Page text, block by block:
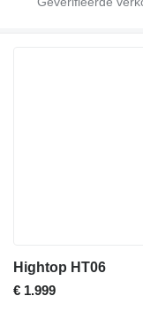
Hightop HT06
€ 1.999